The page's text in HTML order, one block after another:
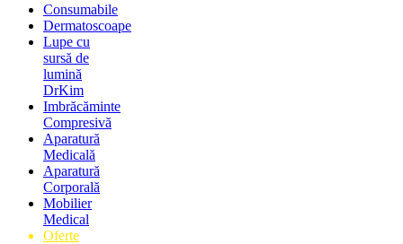
Consumabile
Dermatoscoape
Lupe cu
sursă de
lumină
DrKim
Imbrăcăminte
Compresivă
Aparatură
Medicală
Aparatură
Corporală
Mobilier
Medical
Oferte